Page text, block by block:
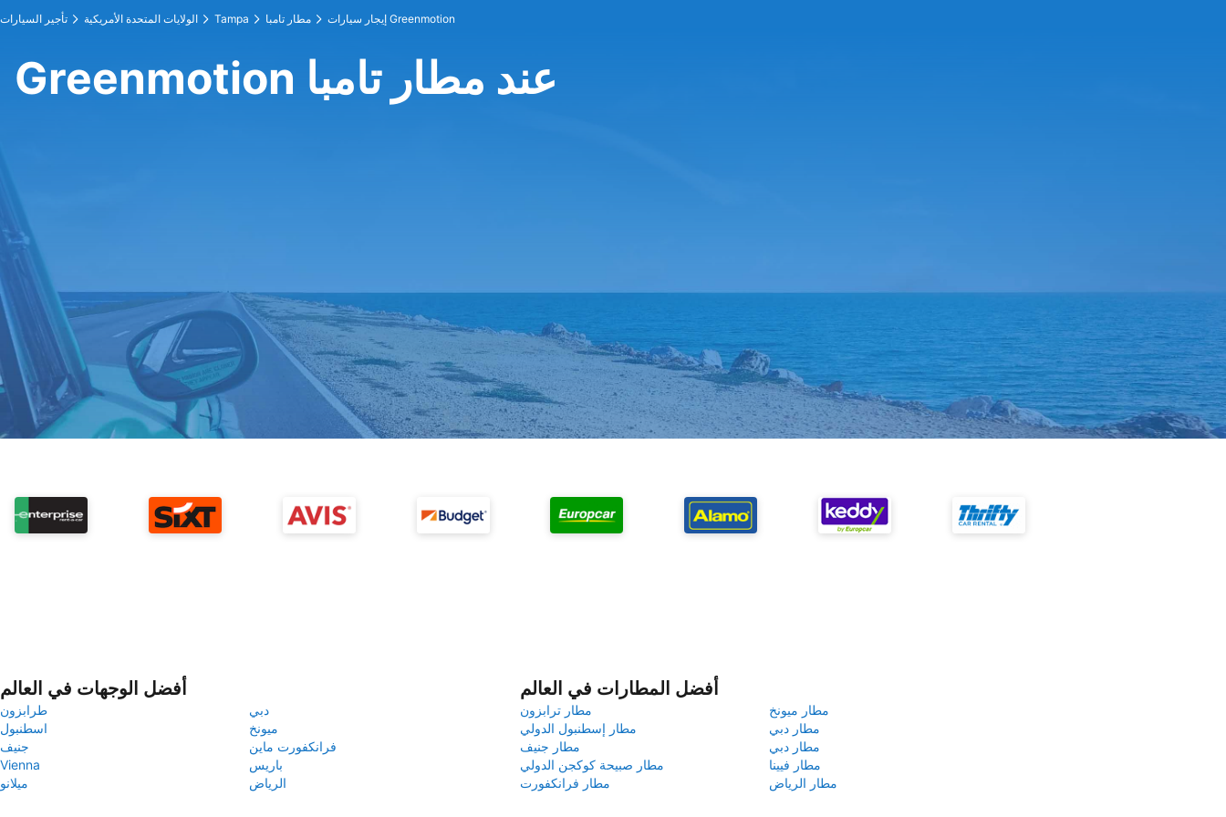
تأجير السيارات الولايات المتحدة الأمريكية Tampa مطار تامبا إيجار سيارات Greenmotion
Greenmotion عند مطار تامبا
أفضل الوجهات في العالم
طرابزون
دبي
اسطنبول
ميونخ
جنيف
فرانكفورت ماين
Vienna
باريس
ميلانو
الرياض
أفضل المطارات في العالم
مطار ترابزون
مطار ميونخ
مطار إسطنبول الدولي
مطار دبي
مطار جنيف
مطار دبي
مطار صبيحة كوكجن الدولي
مطار فيينا
مطار فرانكفورت
مطار الرياض